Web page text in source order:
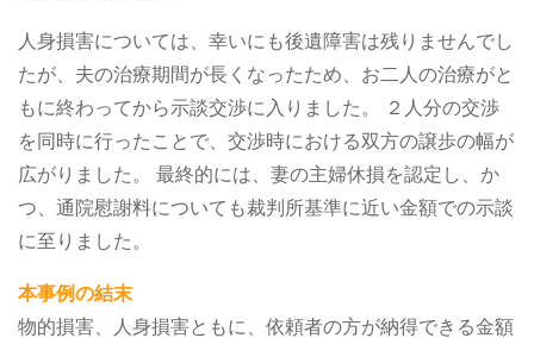
人身損害については、幸いにも後遺障害は残りませんでし
たが、夫の治療期間が長くなったため、お二人の治療がと
もに終わってから示談交渉に入りました。
２人分の交渉
を同時に行ったことで、交渉時における双方の譲歩の幅が
広がりました。
最終的には、妻の主婦休損を認定し、か
つ、通院慰謝料についても裁判所基準に近い金額での示談
に至りました。
本事例の結末
物的損害、人身損害ともに、依頼者の方が納得できる金額